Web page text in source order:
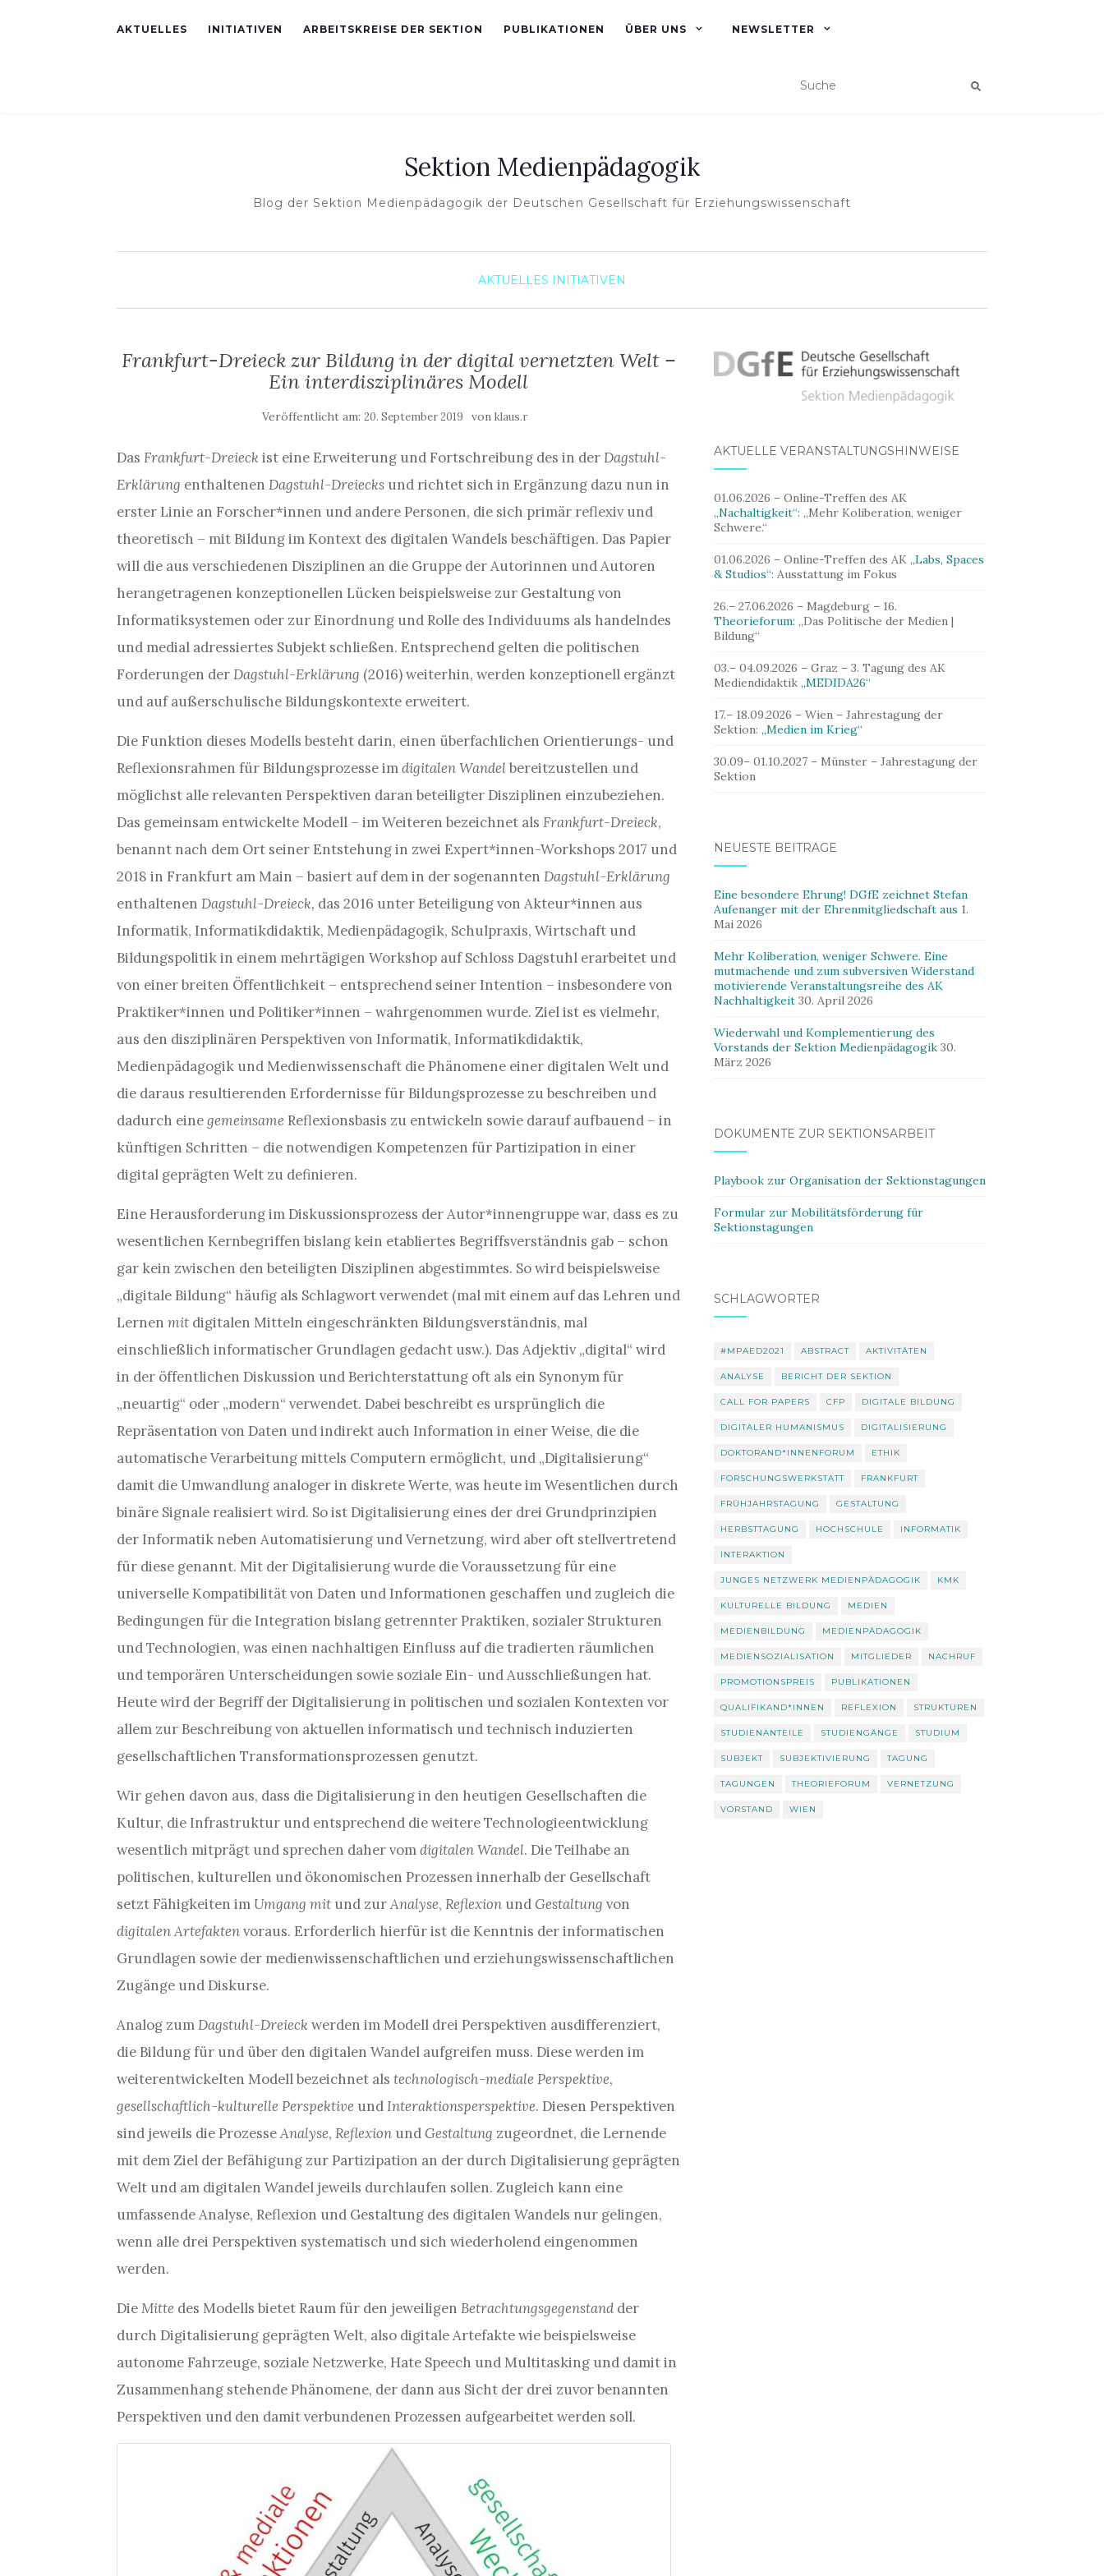
AKTUELLES INITIATIVEN ARBEITSKREISE DER SEKTION PUBLIKATIONEN ÜBER UNS NEWSLETTER
Sektion Medienpädagogik
Blog der Sektion Medienpädagogik der Deutschen Gesellschaft für Erziehungswissenschaft
AKTUELLES INITIATIVEN
Frankfurt-Dreieck zur Bildung in der digital vernetzten Welt –
Ein interdisziplinäres Modell
Veröffentlicht am: 20. September 2019 von klaus.r
Das Frankfurt-Dreieck ist eine Erweiterung und Fortschreibung des in derDagstuhl-
Erklärung enthaltenen Dagstuhl-Dreiecks und richtet sich in Ergänzung dazu nun in
erster Linie an Forscher*innen und andere Personen, die sich primär reflexiv und
theoretisch – mit Bildung im Kontext des digitalen Wandels beschäftigen. Das Papier
will die aus verschiedenen Disziplinen an die Gruppe der Autorinnen und Autoren
herangetragenen konzeptionellen Lücken beispielsweise zur Gestaltung von
Informatiksystemen oder zur Einordnung und Rolle des Individuums als handelndes
und medial adressiertes Subjekt schließen. Entsprechend gelten die politischen
Forderungen derDagstuhl-Erklärung (2016) weiterhin, werden konzeptionell ergänzt
und auf außerschulische Bildungskontexte erweitert.
Die Funktion dieses Modells besteht darin, einen überfachlichen Orientierungs- und
Reflexionsrahmen für Bildungsprozesse imdigitalen Wandelbereitzustellen und
möglichst alle relevanten Perspektiven daran beteiligter Disziplinen einzubeziehen.
Das gemeinsam entwickelte Modell – im Weiteren bezeichnet als Frankfurt-Dreieck,
benannt nach dem Ort seiner Entstehung in zwei Expert*innen-Workshops 2017 und
2018 in Frankfurt am Main – basiert auf dem in der sogenannten Dagstuhl-Erklärung
enthaltenen Dagstuhl-Dreieck, das 2016 unter Beteiligung von Akteur*innen aus
Informatik, Informatikdidaktik, Medienpädagogik, Schulpraxis, Wirtschaft und
Bildungspolitik in einem mehrtägigen Workshop auf Schloss Dagstuhl erarbeitet und
von einer breiten Öffentlichkeit – entsprechend seiner Intention – insbesondere von
Praktiker*innen und Politiker*innen – wahrgenommen wurde. Ziel ist es vielmehr,
aus den disziplinären Perspektiven von Informatik, Informatikdidaktik,
Medienpädagogik und Medienwissenschaft die Phänomene einer digitalen Welt und
die daraus resultierenden Erfordernisse für Bildungsprozesse zu beschreiben und
dadurch einegemeinsame Reflexionsbasis zu entwickeln sowie darauf aufbauend – in
künftigen Schritten – die notwendigen Kompetenzen für Partizipation in einer
digital geprägten Welt zu definieren.
Eine Herausforderung im Diskussionsprozess der Autor*innengruppe war, dass es zu
wesentlichen Kernbegriffen bislang kein etabliertes Begriffsverständnis gab – schon
gar kein zwischen den beteiligten Disziplinen abgestimmtes. So wird beispielsweise
„digitale Bildung“ häufig als Schlagwort verwendet (mal mit einem auf das Lehren und
Lernen mit digitalen Mitteln eingeschränkten Bildungsverständnis, mal
einschließlich informatischer Grundlagen gedacht usw.). Das Adjektiv „digital“ wird
in der öffentlichen Diskussion und Berichterstattung oft als ein Synonym für
„neuartig“ oder „modern“ verwendet. Dabei beschreibt es ursprünglich die
Repräsentation von Daten und indirekt auch Information in einer Weise, die die
automatische Verarbeitung mittels Computern ermöglicht, und „Digitalisierung“
damit die Umwandlung analoger in diskrete Werte, was heute im Wesentlichen durch
binäre Signale realisiert wird. So ist Digitalisierung eines der drei Grundprinzipien
der Informatik neben Automatisierung und Vernetzung, wird aber oft stellvertretend
für diese genannt. Mit der Digitalisierung wurde die Voraussetzung für eine
universelle Kompatibilität von Daten und Informationen geschaffen und zugleich die
Bedingungen für die Integration bislang getrennter Praktiken, sozialer Strukturen
und Technologien, was einen nachhaltigen Einfluss auf die tradierten räumlichen
und temporären Unterscheidungen sowie soziale Ein- und Ausschließungen hat.
Heute wird der Begriff der Digitalisierung in politischen und sozialen Kontexten vor
allem zur Beschreibung von aktuellen informatisch und technisch induzierten
gesellschaftlichen Transformationsprozessen genutzt.
Wir gehen davon aus, dass die Digitalisierung in den heutigen Gesellschaften die
Kultur, die Infrastruktur und entsprechend die weitere Technologieentwicklung
wesentlich mitprägt und sprechen daher vomdigitalen Wandel. Die Teilhabe an
politischen, kulturellen und ökonomischen Prozessen innerhalb der Gesellschaft
setzt Fähigkeiten im Umgang mit und zurAnalyse, Reflexion und Gestaltung von
digitalen Artefaktenvoraus. Erforderlich hierfür ist die Kenntnis der informatischen
Grundlagen sowie der medienwissenschaftlichen und erziehungswissenschaftlichen
Zugänge und Diskurse.
Analog zumDagstuhl-Dreieck werden im Modell drei Perspektiven ausdifferenziert,
die Bildung für und über den digitalen Wandel aufgreifen muss. Diese werden im
weiterentwickelten Modell bezeichnet als technologisch-mediale Perspektive,
gesellschaftlich-kulturelle Perspektive undInteraktionsperspektive. Diesen Perspektiven
sind jeweils die ProzesseAnalyse, Reflexion und Gestaltung zugeordnet, die Lernende
mit dem Ziel der Befähigung zur Partizipation an der durch Digitalisierung geprägten
Welt und am digitalen Wandel jeweils durchlaufen sollen. Zugleich kann eine
umfassende Analyse, Reflexion und Gestaltung des digitalen Wandels nur gelingen,
wenn alle drei Perspektiven systematisch und sich wiederholend eingenommen
werden.
DieMitte des Modells bietet Raum für den jeweiligen Betrachtungsgegenstand der
durch Digitalisierung geprägten Welt, also digitale Artefakte wie beispielsweise
autonome Fahrzeuge, soziale Netzwerke, Hate Speech und Multitasking und damit in
Zusammenhang stehende Phänomene, der dann aus Sicht der drei zuvor benannten
Perspektiven und den damit verbundenen Prozessen aufgearbeitet werden soll.
AKTUELLE VERANSTALTUNGSHINWEISE
01.06.2026 – Online-Treffen des AK
„Nachaltigkeit“: „Mehr Koliberation, weniger
Schwere.“
01.06.2026 – Online-Treffen des AK „Labs, Spaces
& Studios“: Ausstattung im Fokus
26.– 27.06.2026 – Magdeburg – 16.
Theorieforum: „Das Politische der Medien |
Bildung“
03.– 04.09.2026 – Graz – 3. Tagung des AK
Mediendidaktik „MEDIDA26“
17.– 18.09.2026 – Wien – Jahrestagung der
Sektion: „Medien im Krieg“
30.09– 01.10.2027 – Münster – Jahrestagung der
Sektion
NEUESTE BEITRÄGE
Eine besondere Ehrung! DGfE zeichnet Stefan
Aufenanger mit der Ehrenmitgliedschaft aus 1.
Mai 2026
Mehr Koliberation, weniger Schwere. Eine
mutmachende und zum subversiven Widerstand
motivierende Veranstaltungsreihe des AK
Nachhaltigkeit 30. April 2026
Wiederwahl und Komplementierung des
Vorstands der Sektion Medienpädagogik 30.
März 2026
DOKUMENTE ZUR SEKTIONSARBEIT
Playbook zur Organisation der Sektionstagungen
Formular zur Mobilitätsförderung für
Sektionstagungen
SCHLAGWÖRTER
#MPAED2021 ABSTRACT AKTIVITÄTEN
ANALYSE BERICHT DER SEKTION
CALL FOR PAPERS CFP DIGITALE BILDUNG
DIGITALER HUMANISMUS DIGITALISIERUNG
DOKTORAND*INNENFORUM ETHIK
FORSCHUNGSWERKSTATT FRANKFURT
FRÜHJAHRSTAGUNG GESTALTUNG
HERBSTTAGUNG HOCHSCHULE INFORMATIK
INTERAKTION
JUNGES NETZWERK MEDIENPÄDAGOGIK KMK
KULTURELLE BILDUNG MEDIEN
MEDIENBILDUNG MEDIENPÄDAGOGIK
MEDIENSOZIALISATION MITGLIEDER NACHRUF
PROMOTIONSPREIS PUBLIKATIONEN
QUALIFIKAND*INNEN REFLEXION STRUKTUREN
STUDIENANTEILE STUDIENGÄNGE STUDIUM
SUBJEKT SUBJEKTIVIERUNG TAGUNG
TAGUNGEN THEORIEFORUM VERNETZUNG
VORSTAND WIEN